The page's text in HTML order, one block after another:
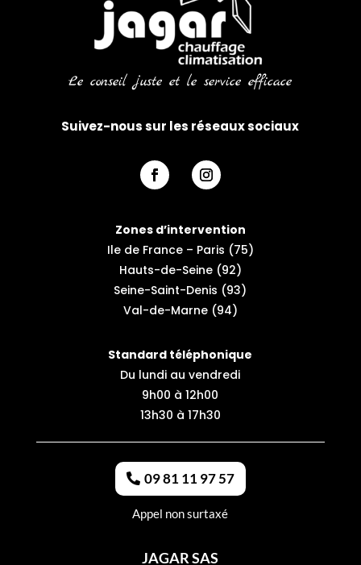
Le conseil juste et le service efficace
Suivez-nous sur les réseaux sociaux
Zones d’intervention
Ile de France – Paris (75)
Hauts-de-Seine (92)
Seine-Saint-Denis (93)
Val-de-Marne (94)
Standard téléphonique
Du lundi au vendredi
9h00 à 12h00
13h30 à 17h30
09 81 11 97 57
Appel non surtaxé
JAGAR SAS